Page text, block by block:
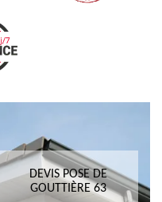
DEVIS POSE DE
GOUTTIÈRE 63